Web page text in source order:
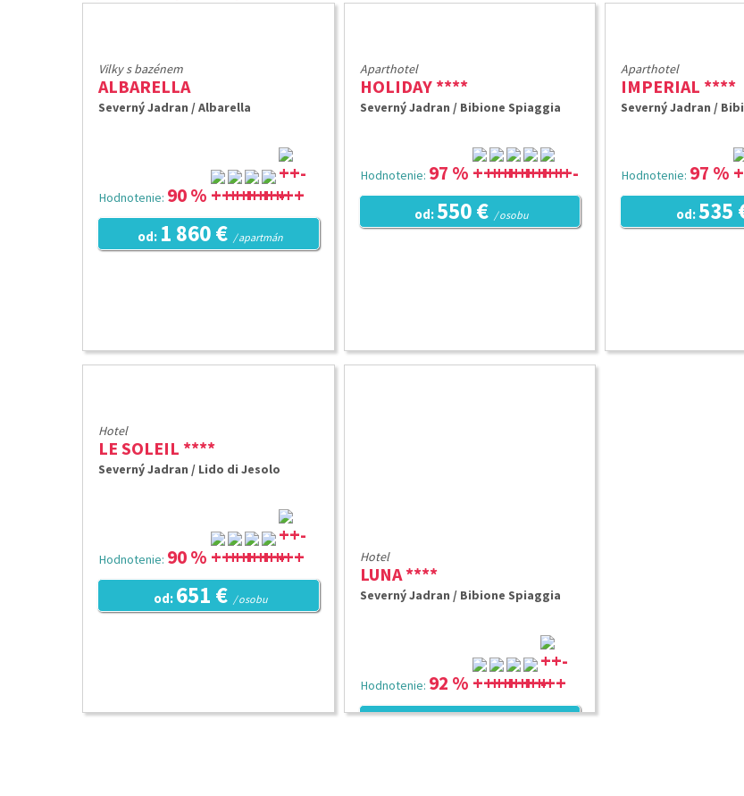
Vilky s bazénem
ALBARELLA
Severný Jadran / Albarella
Hodnotenie: 90 %
od: 1 860 € / apartmán
Aparthotel
HOLIDAY ****
Severný Jadran / Bibione Spiaggia
Hodnotenie: 97 %
od:550 € / osobu
Aparthotel
IMPERIAL ****
Severný Jadran /
Hodnotenie: 97 %
od:535
Hotel
LE SOLEIL ****
Severný Jadran / Lido di Jesolo
Hodnotenie: 90 %
od: 651 € / osobu
Hotel
LUNA ****
Severný Jadran / Bibione Spiaggia
Hodnotenie: 92 %
405 €